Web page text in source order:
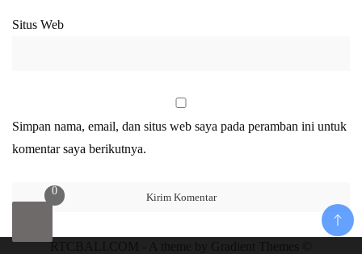
Situs Web
Simpan nama, email, dan situs web saya pada peramban ini untuk
komentar saya berikutnya.
RTCBALI.COM - A theme by Gradient Themes ©
0